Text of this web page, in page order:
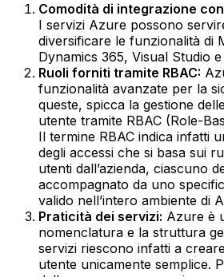
Comodità di integrazione
I servizi Azure possono
diversificare le funzionalità di
Dynamics 365, Visual Studio
Ruoli forniti tramite RBAC:
funzionalità avanzate per la
queste, spicca la gestione
utente tramite RBAC (Role-
Il termine RBAC indica infatti
degli accessi che si basa sui
utenti dall’azienda, ciascuno
accompagnato da uno
valido nell’intero ambiente di
Praticità dei servizi: Azure è
nomenclatura e la struttura
servizi riescono infatti a
utente unicamente semplice.